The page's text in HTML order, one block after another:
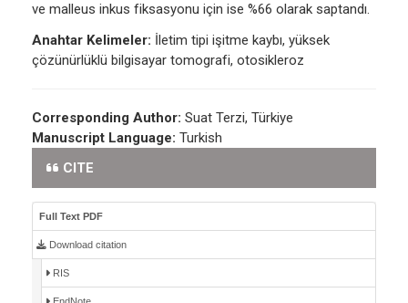
ve malleus inkus fiksasyonu için ise %66 olarak saptandı.
Anahtar Kelimeler: İletim tipi işitme kaybı, yüksek
çözünürlüklü bilgisayar tomografi, otosikleroz
Corresponding Author: Suat Terzi, Türkiye
Manuscript Language: Turkish
CITE
Full Text PDF
Download citation
RIS